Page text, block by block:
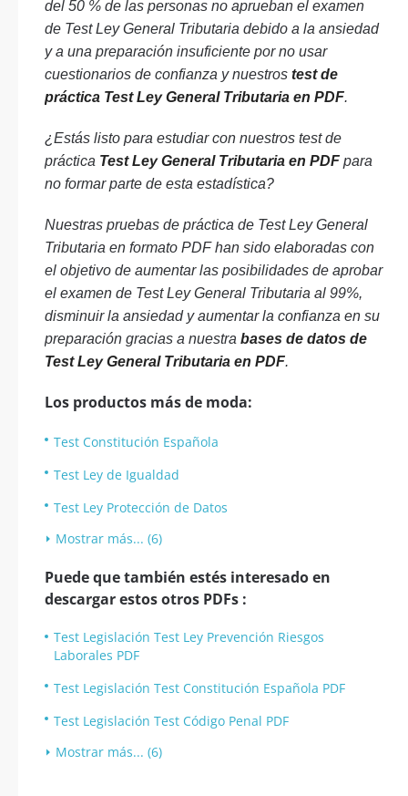
del 50 % de las personas no aprueban el examen
de Test Ley General Tributaria debido a la ansiedad
y a una preparación insuficiente por no usar
cuestionarios de confianza y nuestros test de
práctica Test Ley General Tributaria en PDF.
¿Estás listo para estudiar con nuestros test de
práctica Test Ley General Tributaria en PDF para
no formar parte de esta estadística?
Nuestras pruebas de práctica de Test Ley General
Tributaria en formato PDF han sido elaboradas con
el objetivo de aumentar las posibilidades de aprobar
el examen de Test Ley General Tributaria al 99%,
disminuir la ansiedad y aumentar la confianza en su
preparación gracias a nuestra bases de datos de
Test Ley General Tributaria en PDF.
Los productos más de moda:
Test Constitución Española
Test Ley de Igualdad
Test Ley Protección de Datos
Mostrar más... (6)
Puede que también estés interesado en
descargar estos otros PDFs :
Test Legislación Test Ley Prevención Riesgos
Laborales PDF
Test Legislación Test Constitución Española PDF
Test Legislación Test Código Penal PDF
Mostrar más... (6)